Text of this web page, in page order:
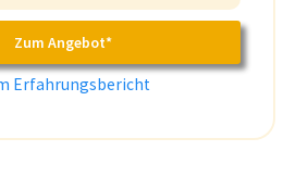
Zum Angebot*
Erfahrungsbericht